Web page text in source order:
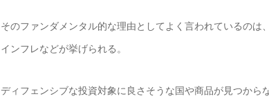
そのファンダメンタル的な理由としてよく言われているの
インフレなどが挙げられる。
ディフェンシブな投資対象に良さそうな国や商品が見つか